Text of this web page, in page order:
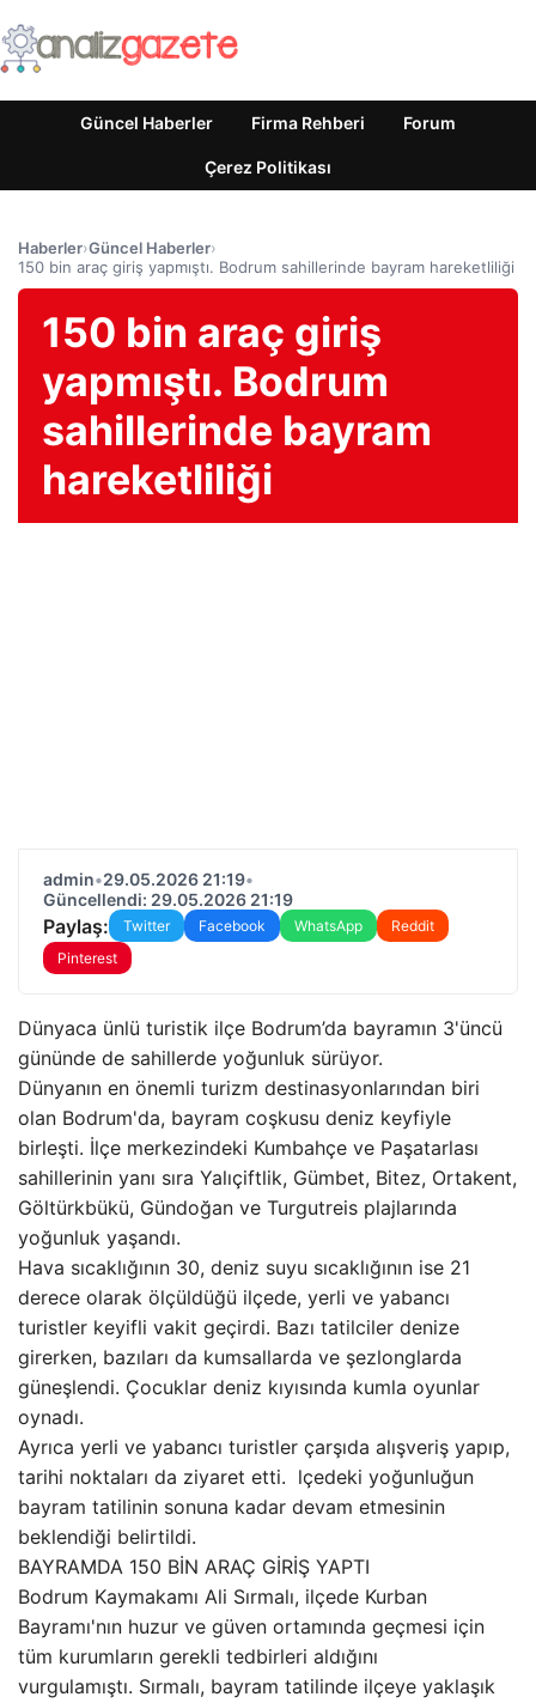
Güncel Haberler Firma Rehberi Forum
Çerez Politikası
Haberler›Güncel Haberler›
150 bin araç giriş yapmıştı. Bodrum sahillerinde bayram hareketliliği
150 bin araç giriş
yapmıştı. Bodrum
sahillerinde bayram
hareketliliği
admin•29.05.2026 21:19•
Güncellendi: 29.05.2026 21:19
Paylaş: Twitter Facebook WhatsApp
Reddit
Pinterest
Dünyaca ünlü turistik ilçe Bodrum’da bayramın 3'üncü
gününde de sahillerde yoğunluk sürüyor.
Dünyanın en önemli turizm destinasyonlarından biri
olan Bodrum'da, bayram coşkusu deniz keyfiyle
birleşti. İlçe merkezindeki Kumbahçe ve Paşatarlası
sahillerinin yanı sıra Yalıçiftlik, Gümbet, Bitez, Ortakent,
Göltürkbükü, Gündoğan ve Turgutreis plajlarında
yoğunluk yaşandı.
Hava sıcaklığının 30, deniz suyu sıcaklığının ise 21
derece olarak ölçüldüğü ilçede, yerli ve yabancı
turistler keyifli vakit geçirdi. Bazı tatilciler denize
girerken, bazıları da kumsallarda ve şezlonglarda
güneşlendi. Çocuklar deniz kıyısında kumla oyunlar
oynadı.
Ayrıca yerli ve yabancı turistler çarşıda alışveriş yapıp,
tarihi noktaları da ziyaret etti. lçedeki yoğunluğun
bayram tatilinin sonuna kadar devam etmesinin
beklendiği belirtildi.
BAYRAMDA 150 BİN ARAÇ GİRİŞ YAPTI
Bodrum Kaymakamı Ali Sırmalı, ilçede Kurban
Bayramı'nın huzur ve güven ortamında geçmesi için
tüm kurumların gerekli tedbirleri aldığını
vurgulamıştı. Sırmalı, bayram tatilinde ilçeye yaklaşık